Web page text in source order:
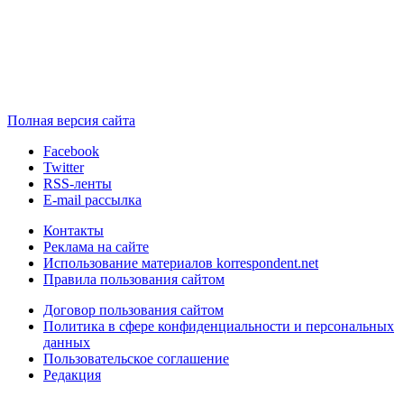
Полная версия сайта
Facebook
Twitter
RSS-ленты
E-mail рассылка
Контакты
Реклама на сайте
Использование материалов korrespondent.net
Правила пользования сайтом
Договор пользования сайтом
Политика в сфере конфиденциальности и персональных
данных
Пользовательское соглашение
Редакция